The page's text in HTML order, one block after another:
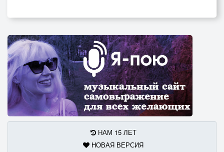
Время затянет реку
Как вечный капкан
С ними остаться готова
Одна
Хрустальные слёзы
В них отражён свет
Мир разлетается
Твоя любовь - ледяной
НАМ 15 ЛЕТ
НОВАЯ ВЕРСИЯ